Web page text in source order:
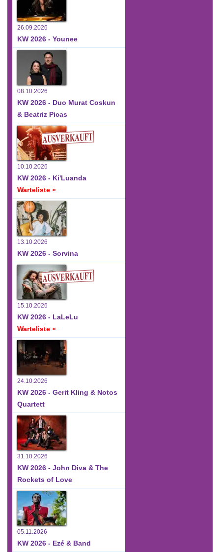
26.09.2026
KW 2026 - Younee
08.10.2026
KW 2026 - Duo Murat Coskun
& Beatriz Picas
10.10.2026
KW 2026 - Ki'Luanda
Warteliste »
13.10.2026
KW 2026 - Sorvina
15.10.2026
KW 2026 - LaLeLu
Warteliste »
24.10.2026
KW 2026 - Gerit Kling & Notos
Quartett
31.10.2026
KW 2026 - John Diva & The
Rockets of Love
05.11.2026
KW 2026 - Ezé & Band